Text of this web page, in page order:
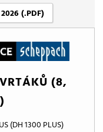
(.PDF)
(8,
(DH 1300 PLUS)